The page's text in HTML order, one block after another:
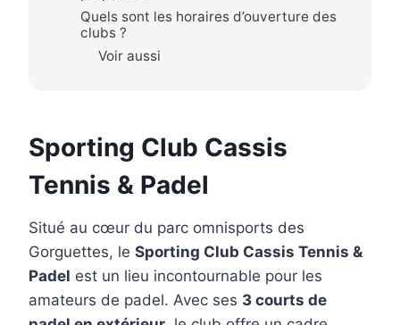
Quels sont les horaires d’ouverture des
clubs ?
Voir aussi
Sporting Club Cassis
Tennis & Padel
Situé au cœur du parc omnisports des
Gorguettes, le Sporting Club Cassis Tennis &
Padel est un lieu incontournable pour les
amateurs de padel. Avec ses 3 courts de